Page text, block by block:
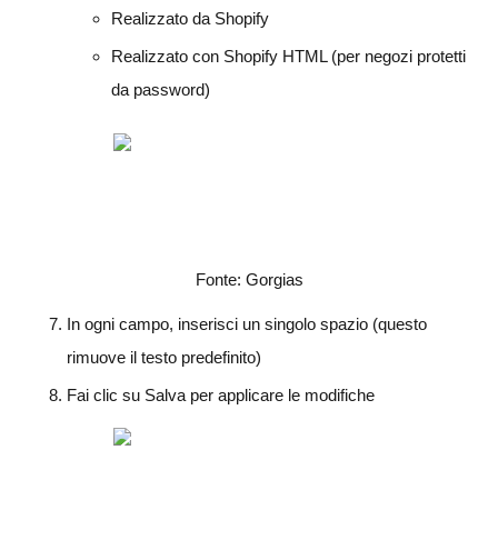
Realizzato da Shopify
Realizzato con Shopify HTML (per negozi protetti
da password)
Fonte: Gorgias
In ogni campo, inserisci un singolo spazio (questo
rimuove il testo predefinito)
Fai clic su Salva per applicare le modifiche